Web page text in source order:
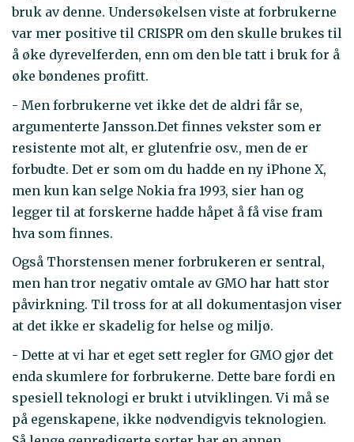
bruk av denne. Undersøkelsen viste at forbrukerne
var mer positive til CRISPR om den skulle brukes til
å øke dyrevelferden, enn om den ble tatt i bruk for å
øke bøndenes profitt.
- Men forbrukerne vet ikke det de aldri får se,
argumenterte Jansson.Det finnes vekster som er
resistente mot alt, er glutenfrie osv., men de er
forbudte. Det er som om du hadde en ny iPhone X,
men kun kan selge Nokia fra 1993, sier han og
legger til at forskerne hadde håpet å få vise fram
hva som finnes.
Også Thorstensen mener forbrukeren er sentral,
men han tror negativ omtale av GMO har hatt stor
påvirkning. Til tross for at all dokumentasjon viser
at det ikke er skadelig for helse og miljø.
- Dette at vi har et eget sett regler for GMO gjør det
enda skumlere for forbrukerne. Dette bare fordi en
spesiell teknologi er brukt i utviklingen. Vi må se
på egenskapene, ikke nødvendigvis teknologien.